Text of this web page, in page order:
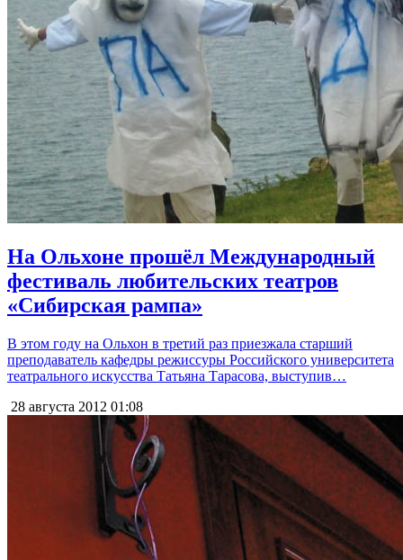
На Ольхоне прошёл Международный
фестиваль любительских театров
«Сибирская рампа»
В этом году на Ольхон в третий раз приезжала старший
преподаватель кафедры режиссуры Российского университета
театрального искусства Татьяна Тарасова, выступив…
28 августа 2012 01:08